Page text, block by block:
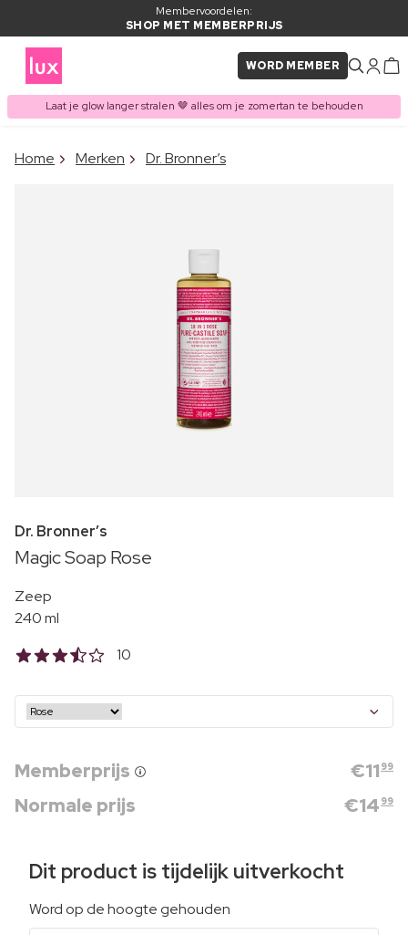
Membervoordelen:
SHOP MET MEMBERPRIJS
WORD MEMBER
Laat je glow langer stralen 🤎 alles om je zomertan te behouden
ITEM TOEGEVOEGD AAN
Home Merken Dr. Bronner’s
Dr. Bronner’s
Magic Soap Rose
Zeep
240 ml
10
Memberprijs €11 99
Normale prijs €14 99
Dit product is tijdelijk uitverkocht
Word op de hoogte gehouden